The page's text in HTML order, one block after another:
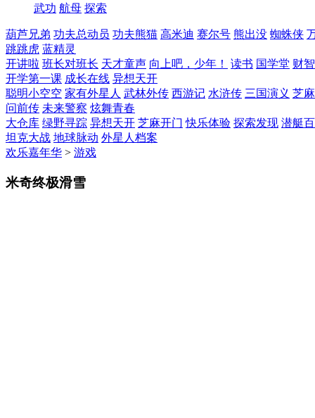
武功 航母 探索
葫芦兄弟 功夫总动员 功夫熊猫 高米迪 赛尔号 熊出没 蜘蛛侠
跳跳虎 蓝精灵
开讲啦 班长对班长 天才童声 向上吧，少年！ 读书 国学堂 财
开学第一课 成长在线 异想天开
聪明小空空 家有外星人 武林外传 西游记 水浒传 三国演义 芝
问前传 未来警察 炫舞青春
大仓库 绿野寻踪 异想天开 芝麻开门 快乐体验 探索发现 潜艇
坦克大战 地球脉动 外星人档案
欢乐嘉年华 > 游戏
米奇终极滑雪